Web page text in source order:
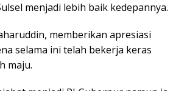
menjadi lebih baik kedepannya.
memberikan apresiasi
selama ini telah bekerja keras
maju.